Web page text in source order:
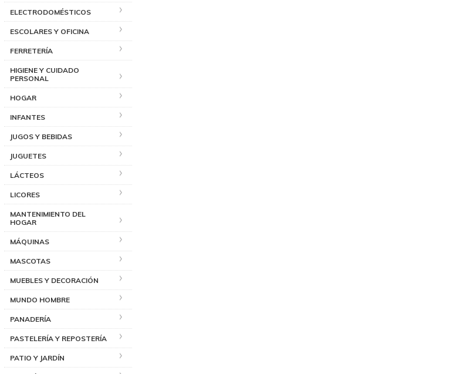
ELECTRODOMÉSTICOS
ESCOLARES Y OFICINA
FERRETERÍA
HIGIENE Y CUIDADO
PERSONAL
HOGAR
INFANTES
JUGOS Y BEBIDAS
JUGUETES
LÁCTEOS
LICORES
MANTENIMIENTO DEL
HOGAR
MÁQUINAS
MASCOTAS
MUEBLES Y DECORACIÓN
MUNDO HOMBRE
PANADERÍA
PASTELERÍA Y REPOSTERÍA
PATIO Y JARDÍN